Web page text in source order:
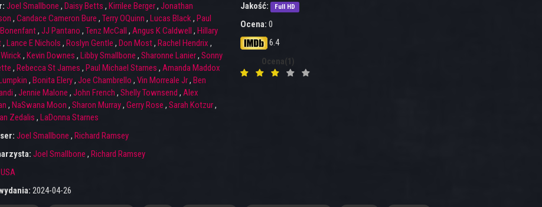
Joel Smallbone , Daisy Betts , Kirrilee Berger, Jonathan
, Candace Cameron Bure , Terry OQuinn , Lucas Black, Paul
, JJ Pantano , Tenz McCall , Angus K Caldwell , Hillary
, Lance E Nichols , Roslyn Gentle , Don Most, Rachel Hendrix ,
, Kevin Downes , Libby Smallbone , Sharonne Lanier, Sonny
, Rebecca St James , Paul Michael Starnes , Amanda Maddox
, Bonita Elery, Joe Chambrello , Vin Morreale Jr, Ben
, Jennie Malone , John French , Shelly Townsend , Alex
, NaSwana Moon , Sharon Murray, Gerry Rose , Sarah Kotzur,
Zedalis , LaDonna Starnes
Joel Smallbone , Richard Ramsey
Joel Smallbone , Richard Ramsey
USA
2024-04-26
Jakość:
Full HD
Ocena: 0
6.4
Ocena(1)